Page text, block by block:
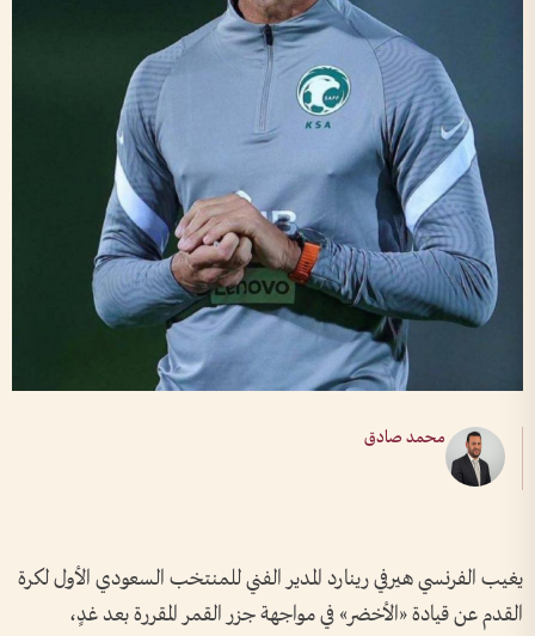
محمد صادق
يغيب الفرنسي هيرفي رينارد المدير الفني للمنتخب السعودي الأول لكرة
القدم عن قيادة «الأخضر» في مواجهة جزر القمر المقررة بعد غدٍ،